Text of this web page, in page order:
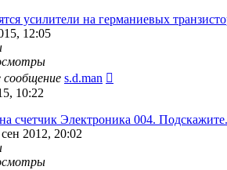
усилители на германиевых
12:05
сообщение s.d.man
10:22
счетчик Электроника 004. Подскажите.
2012, 20:02